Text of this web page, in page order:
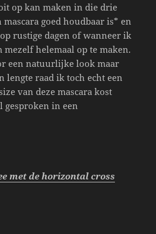
op kan maken in die drie
goed houdbaar is* en
rustige dagen of wanneer ik
helemaal op te maken.
een natuurlijke look maar
lengte raad ik toch echt een
van deze mascara kost
gesproken in een
met de horizontal cross